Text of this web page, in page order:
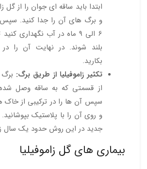
ابتدا باید ساقه ای جوان را از گل
و برگ های آن را جدا کنید. سپس
6 الی 9 ماه در آب نگهداری
بلند شوند. در نهایت آن را در
بکارید.
تکثیر زاموفیلیا از طریق برگ:
از قسمتی که به ساقه وصل شده
سپس آن ها را در ترکیبی از خاک
و روی آن را با پلاستیک
جدید در این روش حدود یک سال
بیماری های گل زاموفیلیا